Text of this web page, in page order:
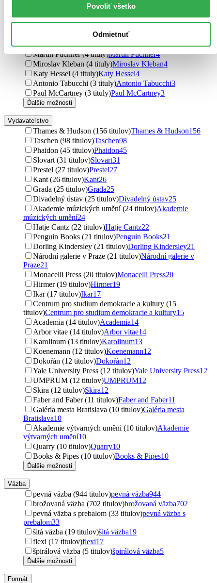
Povoliť všetko
Odmietnuť
Zora Rusinová (4 tituly)Zora Rusinová
František Mikš (4 tituly)František Mikš4
Michael Bird (4 tituly)Michael Bird
Karl Schutz (4 tituly)Karl Schutz4
Martin Puchner (4 tituly)Martin Puchner4
Miroslav Kleban (4 tituly)Miroslav Kleban4
Katy Hessel (4 tituly)Katy Hessel4
Antonio Tabucchi (3 tituly)Antonio Tabucchi3
Paul McCartney (3 tituly)Paul McCartney3
Ďalšie možnosti
Vydavateľstvo
Thames & Hudson (156 titulov)Thames & Hudson156
Taschen (98 titulov)Taschen98
Phaidon (45 titulov)Phaidon45
Slovart (31 titulov)Slovart31
Prestel (27 titulov)Prestel27
Kant (26 titulov)Kant26
Grada (25 titulov)Grada25
Divadelný ústav (25 titulov)Divadelný ústav25
Akademie múzických umění (24 titulov)Akademie
múzických umění24
Hatje Cantz (22 titulov)Hatje Cantz22
Penguin Books (21 titulov)Penguin Books21
Dorling Kindersley (21 titulov)Dorling Kindersley21
Národní galerie v Praze (21 titulov)Národní galerie v
Praze21
Monacelli Press (20 titulov)Monacelli Press20
Hirmer (19 titulov)Hirmer19
Ikar (17 titulov)Ikar17
Centrum pro studium demokracie a kultury (15
titulov)Centrum pro studium demokracie a kultury15
Academia (14 titulov)Academia14
Arbor vitae (14 titulov)Arbor vitae14
Karolinum (13 titulov)Karolinum13
Koenemann (12 titulov)Koenemann12
Dokořán (12 titulov)Dokořán12
Yale University Press (12 titulov)Yale University Press12
UMPRUM (12 titulov)UMPRUM12
Skira (12 titulov)Skira12
Faber and Faber (11 titulov)Faber and Faber11
Galéria mesta Bratislava (10 titulov)Galéria mesta
Bratislava10
Akademie výtvarných umění (10 titulov)Akademie
výtvarných umění10
Quarry (10 titulov)Quarry10
Books & Pipes (10 titulov)Books & Pipes10
Ďalšie možnosti
Väzba
pevná väzba (944 titulov)pevná väzba944
brožovaná väzba (702 titulov)brožovaná väzba702
pevná väzba s prebalom (33 titulov)pevná väzba s
prebalom33
šitá väzba (19 titulov)šitá väzba19
flexi (17 titulov)flexi17
špirálová väzba (5 titulov)špirálová väzba5
Ďalšie možnosti
Formát